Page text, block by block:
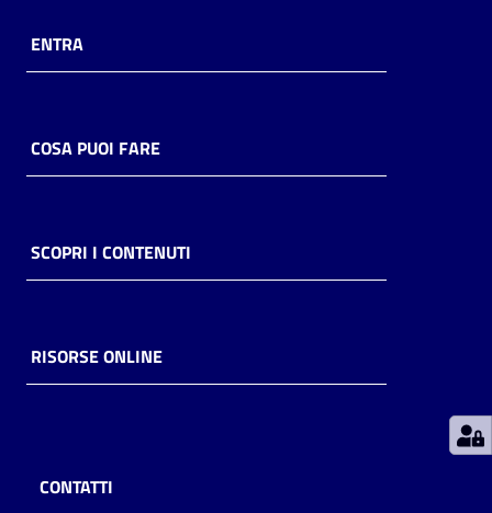
online
Piani
Decentrate
ENTRA
COSA PUOI FARE
SCOPRI I CONTENUTI
RISORSE ONLINE
CONTATTI